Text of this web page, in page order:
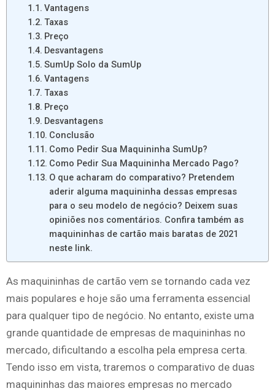
Vantagens
Taxas
Preço
Desvantagens
SumUp Solo da SumUp
Vantagens
Taxas
Preço
Desvantagens
Conclusão
Como Pedir Sua Maquininha SumUp?
Como Pedir Sua Maquininha Mercado Pago?
O que acharam do comparativo? Pretendem
aderir alguma maquininha dessas empresas
para o seu modelo de negócio? Deixem suas
opiniões nos comentários. Confira também as
maquininhas de cartão mais baratas de 2021
neste link.
As maquininhas de cartão vem se tornando cada vez
mais populares e hoje são uma ferramenta essencial
para qualquer tipo de negócio. No entanto, existe uma
grande quantidade de empresas de maquininhas no
mercado, dificultando a escolha pela empresa certa.
Tendo isso em vista, traremos o comparativo de duas
maquininhas das maiores empresas no mercado